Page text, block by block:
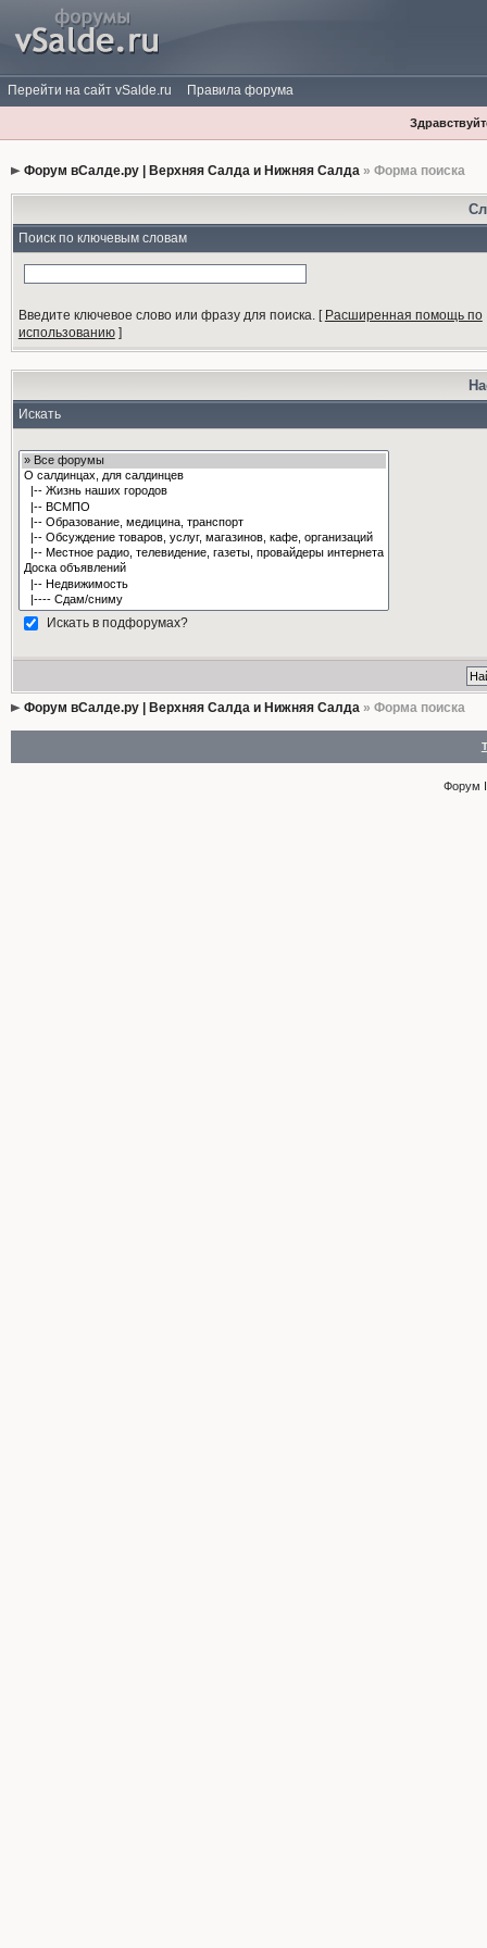
Перейти на сайт vSalde.ru Правила форума
Форум вСалде.ру | Верхняя Салда и Нижняя Салда» Форма поиска
Поиск по ключевым словам
Введите ключевое слово или фразу для поиска.[ Расширенная помощь по
использованию]
Искать
Искать в подфорумах?
Форум вСалде.ру | Верхняя Салда и Нижняя Салда» Форма поиска
Форум